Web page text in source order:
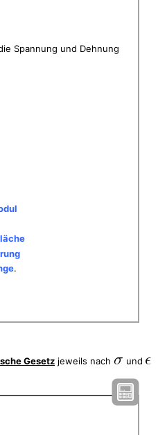
Spannung und Dehnung
.
Gesetz jeweils nach
und